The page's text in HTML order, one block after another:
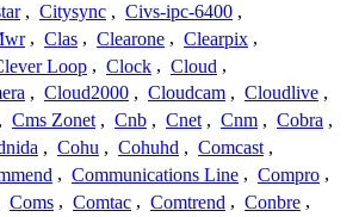
, Citysync , Civs-ipc-6400 ,
, Clas , Clearone , Clearpix ,
Loop , Clock , Cloud ,
, Cloud2000 , Cloudcam , Cloudlive ,
, Cms Zonet , Cnb , Cnet , Cnm , Cobra ,
, Cohu , Cohuhd , Comcast ,
, Communications Line , Compro ,
Coms , Comtac , Comtrend , Conbre ,